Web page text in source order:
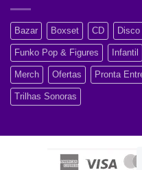
Bazar Boxset CD Disco
Funko Pop & Figures Infantil
Merch Ofertas Pronta
Trilhas Sonoras